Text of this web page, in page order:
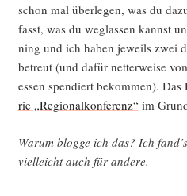
schon mal über­le­gen, was du
fasst, was du weg­las­sen kannst
ning und ich haben jeweils zwei
betreut (und dafür net­ter­wei­se
essen spen­diert bekom­men). Das
rie „Regio­nal­kon­fe­renz“ im
War­um blog­ge ich das? Ich
viel­leicht auch für andere.